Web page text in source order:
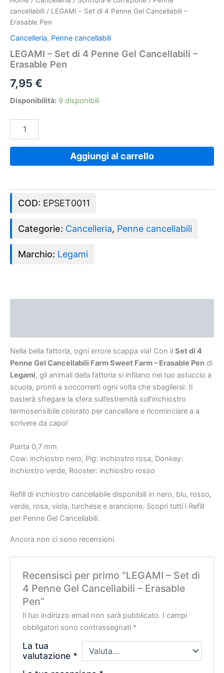
cancellabili / LEGAMI – Set di 4 Penne Gel Cancellabili –
Erasable Pen
Cancelleria, Penne cancellabili
LEGAMI – Set di 4 Penne Gel Cancellabili –
Erasable Pen
7,95 €
Disponibilità: 9 disponibili
Aggiungi al carrello
COD: EPSET0011
Categorie: Cancelleria, Penne cancellabili
Marchio: Legami
Nella bella fattoria, ogni errore scappa via! Con il Set di 4
Penne Gel Cancellabili Farm Sweet Farm – Erasable Pen di
Legami, gli animali della fattoria si infilano nel tuo astuccio a
scuola, pronti a soccorrerti ogni volta che sbaglierai: ti
basterà sfregare la sfera sull’estremità sull’inchiostro
termosensibile colorato per cancellare e ricominciare a a
scrivere da capo!
Punta 0,7 mm
Cow: inchiostro nero, Pig: inchiostro rosa, Donkey:
inchiostro verde, Rooster: inchiostro rosso
Refill di inchiostro cancellabile disponibili in nero, blu, rosso,
verde, rosa, viola, turchese e arancione. Scopri tutti i Refill
per Penne Gel Cancellabili.
Ancora non ci sono recensioni.
Recensisci per primo “LEGAMI – Set di
4 Penne Gel Cancellabili – Erasable
Pen”
Il tuo indirizzo email non sarà pubblicato. I campi
obbligatori sono contrassegnati *
La tua
valutazione *